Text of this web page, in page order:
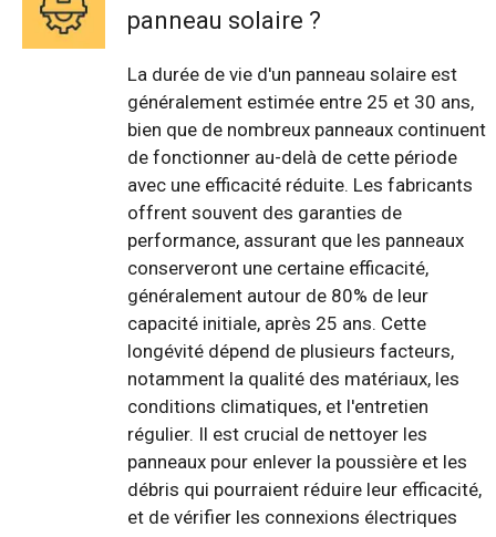
panneau solaire ?
La durée de vie d'un panneau solaire est
généralement estimée entre 25 et 30 ans,
bien que de nombreux panneaux continuent
de fonctionner au-delà de cette période
avec une efficacité réduite. Les fabricants
offrent souvent des garanties de
performance, assurant que les panneaux
conserveront une certaine efficacité,
généralement autour de 80% de leur
capacité initiale, après 25 ans. Cette
longévité dépend de plusieurs facteurs,
notamment la qualité des matériaux, les
conditions climatiques, et l'entretien
régulier. Il est crucial de nettoyer les
panneaux pour enlever la poussière et les
débris qui pourraient réduire leur efficacité,
et de vérifier les connexions électriques